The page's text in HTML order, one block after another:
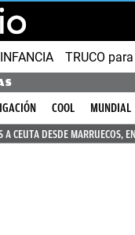
TRUCO
COOL
MUNDIAL
CEUTA DESDE MARRUECOS,